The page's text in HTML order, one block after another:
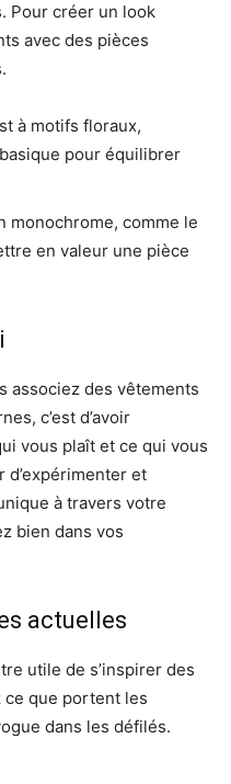
Pour créer un look
avec des pièces
à motifs floraux,
pour équilibrer
monochrome, comme le
en valeur une pièce
associez des vêtements
c’est d’avoir
vous plaît et ce qui vous
d’expérimenter et
à travers votre
bien dans vos
actuelles
utile de s’inspirer des
ce que portent les
dans les défilés.